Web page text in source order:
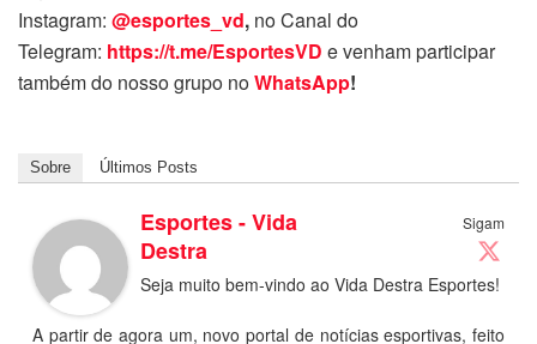
Instagram: @esportes_vd, no Canal do
Telegram: https://t.me/EsportesVD e venham participar
também do nosso grupo noWhatsApp!
Sobre Últimos Posts
Sigam
Esportes - Vida
Destra
Seja muito bem-vindo ao Vida Destra Esportes!
A partir de agora um, novo portal de notícias esportivas, feito